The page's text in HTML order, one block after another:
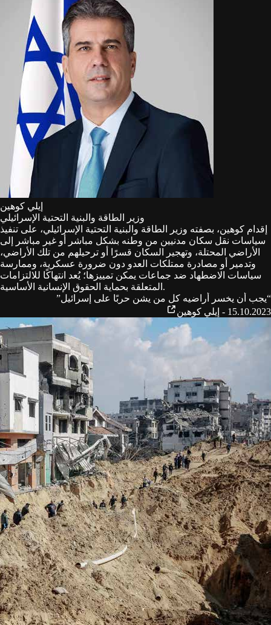
إيلي كوهين
وزير الطاقة والبنية التحتية الإسرائيلي
إقدام كوهين، بصفته وزير الطاقة والبنية التحتية الإسرائيلي، على تنفيذ
سياسات نقل سكان مدنيين من وطنه بشكل مباشر أو غير مباشر إلى
الأراضي المحتلة، وتهجير السكان قسرًا أو ترحيلهم من تلك الأراضي،
وتدمير أو مصادرة ممتلكات العدو دون ضرورة عسكرية، وممارسة
سياسات الاضطهاد ضد جماعات يمكن تمييزها؛ يُعد انتهاكًا للالتزامات
المتعلقة بحماية الحقوق الإنسانية الأساسية.
“يجب أن يخسر أراضيه كل من يشن حربًا على إسرائيل”
15.10.2023 - إيلي كوهين